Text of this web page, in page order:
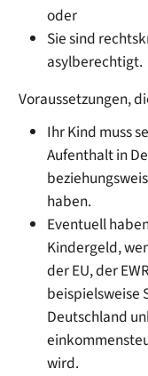
oder
Sie sind
asylberechtigt.
Voraussetzungen,
Ihr Kind muss
Aufenthalt in
haben.
Eventuell
Kindergeld,
der EU, der
beispielsweise
Deutschland
wird.